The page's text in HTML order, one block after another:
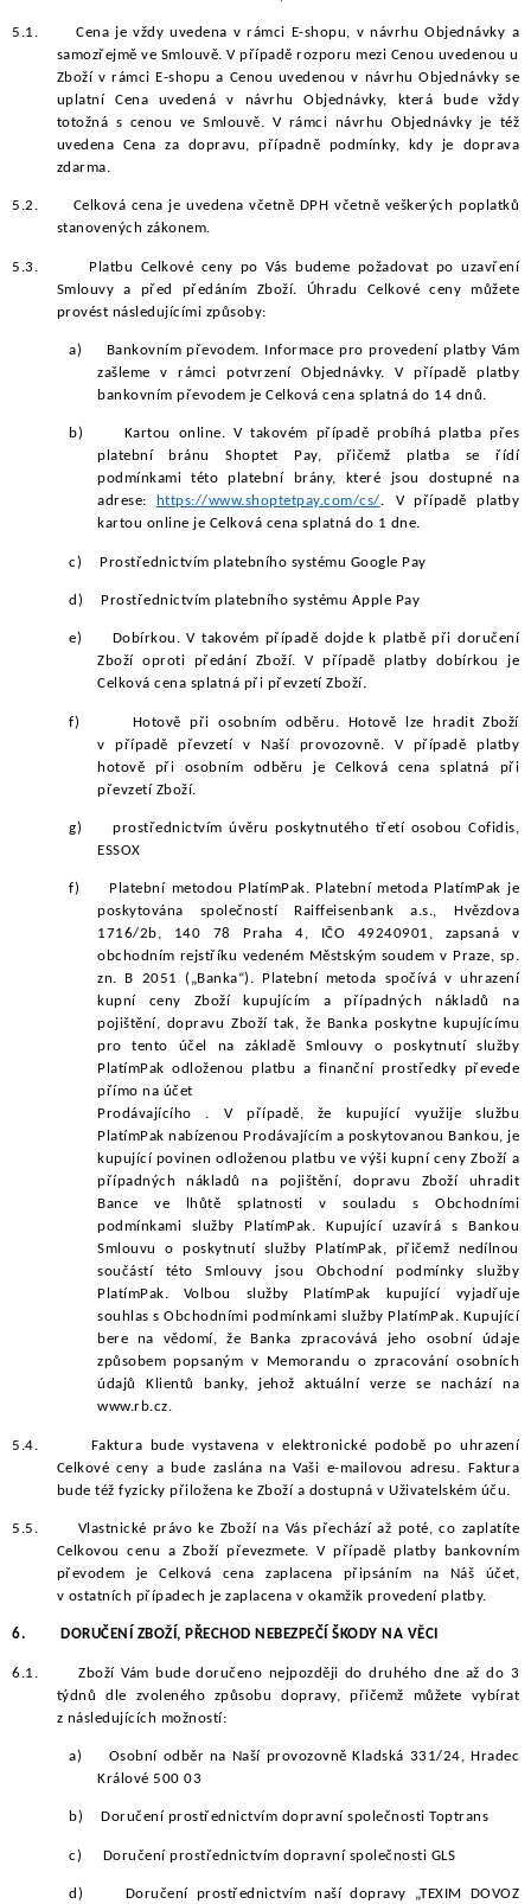
5.1.
Cena je vždy uvedena v rámci E-shopu, v návrhu Objednávky a
samozřejmě ve Smlouvě. V případě rozporu mezi Cenou uvedenou u
Zboží v rámci E-shopu a Cenou uvedenou v návrhu Objednávky se
uplatní Cena uvedená v návrhu Objednávky, která bude vždy
totožná s cenou ve Smlouvě. V rámci návrhu Objednávky je též
uvedena Cena za dopravu, případně podmínky, kdy je doprava
zdarma.
5.2.
Celková cena je uvedena včetně DPH včetně veškerých poplatků
stanovených zákonem.
5.3.
Platbu Celkové ceny po Vás budeme požadovat po uzavření
Smlouvy a před předáním Zboží. Úhradu Celkové ceny můžete
provést následujícími způsoby:
a)
Bankovním převodem. Informace pro provedení platby Vám
zašleme v rámci potvrzení Objednávky. V případě platby
bankovním převodem je Celková cena splatná do 14 dnů.
b)
Kartou online. V takovém případě probíhá platba přes
platební bránu Shoptet Pay, přičemž platba se řídí
podmínkami této platební brány, které jsou dostupné na
adrese:
https://www.shoptetpay.com/cs/.
V případě platby
kartou online je Celková cena splatná do 1 dne.
c) Prostřednictvím platebního systému Google Pay
d) Prostřednictvím platebního systému Apple Pay
e) Dobírkou. V takovém případě dojde k platbě při doručení
Zboží oproti předání Zboží. V případě platby dobírkou je
Celková cena splatná při převzetí Zboží.
f)
Hotově při osobním odběru. Hotově lze hradit Zboží
v případě převzetí v Naší provozovně. V případě platby
hotově při osobním odběru je Celková cena splatná při
převzetí Zboží.
g)
prostřednictvím úvěru poskytnutého třetí osobou Cofidis,
ESSOX
f) Platební metodou PlatímPak. Platební metoda PlatímPak je
poskytována společností Raiffeisenbank a.s., Hvězdova
1716/2b, 140 78 Praha 4, IČO 49240901, zapsaná v
obchodním rejstříku vedeném Městským soudem v Praze, sp.
zn. B 2051 („Banka“). Platební metoda spočívá v uhrazení
kupní ceny Zboží kupujícím a případných nákladů na
pojištění, dopravu Zboží tak, že Banka poskytne kupujícímu
pro tento účel na základě Smlouvy o poskytnutí služby
PlatímPak odloženou platbu a finanční prostředky převede
přímo na účet
Prodávajícího . V případě, že kupující využije službu
PlatímPak nabízenou Prodávajícím a poskytovanou Bankou, je
kupující povinen odloženou platbu ve výši kupní ceny Zboží a
případných nákladů na pojištění, dopravu Zboží uhradit
Bance ve lhůtě splatnosti v souladu s Obchodními
podmínkami služby PlatímPak. Kupující uzavírá s Bankou
Smlouvu o poskytnutí služby PlatímPak, přičemž nedílnou
součástí této Smlouvy jsou Obchodní podmínky služby
PlatímPak. Volbou služby PlatímPak kupující vyjadřuje
souhlas s Obchodními podmínkami služby PlatímPak. Kupující
bere na vědomí, že Banka zpracovává jeho osobní údaje
způsobem popsaným v Memorandu o zpracování osobních
údajů Klientů banky, jehož aktuální verze se nachází na
www.rb.cz.
5.4.
Faktura bude vystavena v elektronické podobě po uhrazení
Celkové ceny a bude zaslána na Vaši e-mailovou adresu. Faktura
bude též fyzicky přiložena ke Zboží a dostupná v Uživatelském úču.
5.5.
Vlastnické právo ke Zboží na Vás přechází až poté, co zaplatíte
Celkovou cenu a Zboží převezmete. V případě platby bankovním
převodem je Celková cena zaplacena připsáním na Náš účet,
v ostatních případech je zaplacena v okamžik provedení platby.
6. DORUČENÍ ZBOŽÍ, PŘECHOD NEBEZPEČÍ ŠKODY NA VĚCI
6.1.
Zboží Vám bude doručeno nejpozději do druhého dne až do 3
týdnů dle zvoleného způsobu dopravy, přičemž můžete vybírat
z následujících možností:
a)
Osobní odběr na Naší provozovně Kladská 331/24, Hradec
Králové 500 03
b) Doručení prostřednictvím dopravní společnosti Toptrans
c) Doručení prostřednictvím dopravní společnosti GLS
d)
Doručení prostřednictvím naší dopravy „TEXIM DOVOZ